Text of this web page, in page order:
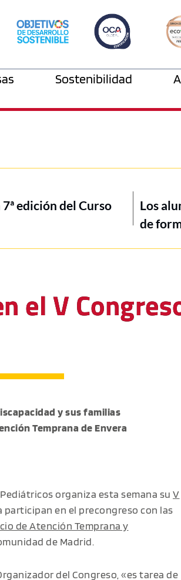
Sostenibilidad
edición del Curso
Los
de
el V
y sus familias
Temprana de Envera
organiza esta semana su V
participan en el precongreso con las
de Atención Temprana y
de Madrid.
del Congreso, «es tarea de